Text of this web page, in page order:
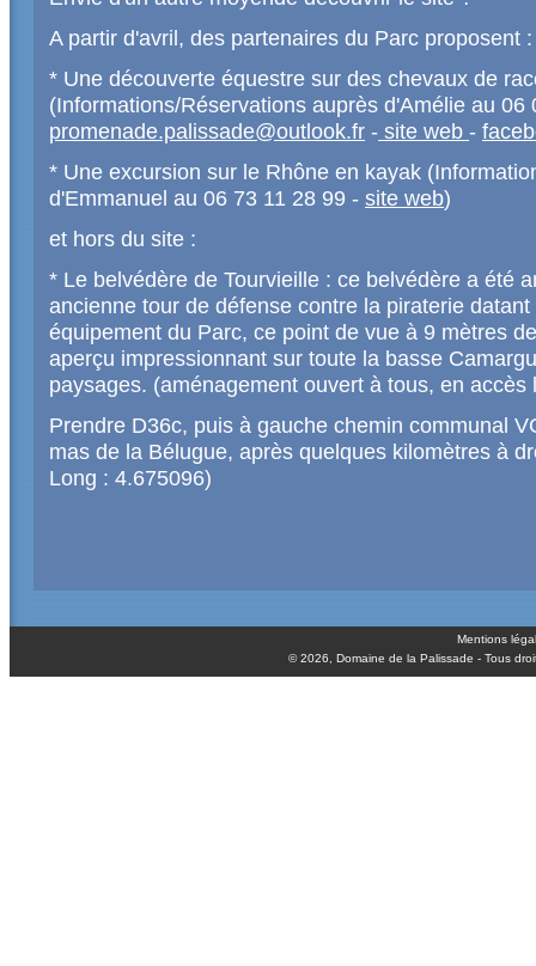
A partir d'avril, des partenaires du Parc proposent :
* Une découverte équestre sur des chevaux de
(Informations/Réservations auprès d'Amélie au
promenade.palissade@outlook.fr - site web -
* Une excursion sur le Rhône en kayak
d'Emmanuel au 06 73 11 28 99 - site web)
et hors du site :
* Le belvédère de Tourvieille : ce belvédère a été
ancienne tour de défense contre la piraterie
équipement du Parc, ce point de vue à 9 mètres
aperçu impressionnant sur toute la basse
paysages. (aménagement ouvert à tous, en accès
Prendre D36c, puis à gauche chemin communal
mas de la Bélugue, après quelques kilomètres à
Long : 4.675096)
Mentions
© 2026, Domaine de la Palissade - Tous